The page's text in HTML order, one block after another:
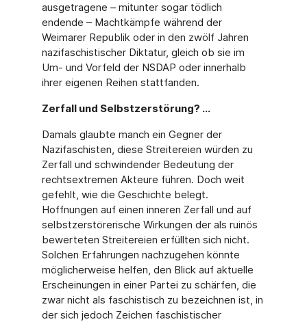
ausgetragene – mitunter sogar tödlich
endende – Machtkämpfe während der
Weimarer Republik oder in den zwölf Jahren
nazifaschistischer Diktatur, gleich ob sie im
Um- und Vorfeld der NSDAP oder innerhalb
ihrer eigenen Reihen stattfanden.
Zerfall und Selbstzerstörung? ...
Damals glaubte manch ein Gegner der
Nazifaschisten, diese Streitereien würden zu
Zerfall und schwindender Bedeutung der
rechtsextremen Akteure führen. Doch weit
gefehlt, wie die Geschichte belegt.
Hoffnungen auf einen inneren Zerfall und auf
selbstzerstörerische Wirkungen der als ruinös
bewerteten Streitereien erfüllten sich nicht.
Solchen Erfahrungen nachzugehen könnte
möglicherweise helfen, den Blick auf aktuelle
Erscheinungen in einer Partei zu schärfen, die
zwar nicht als faschistisch zu bezeichnen ist, in
der sich jedoch Zeichen faschistischer